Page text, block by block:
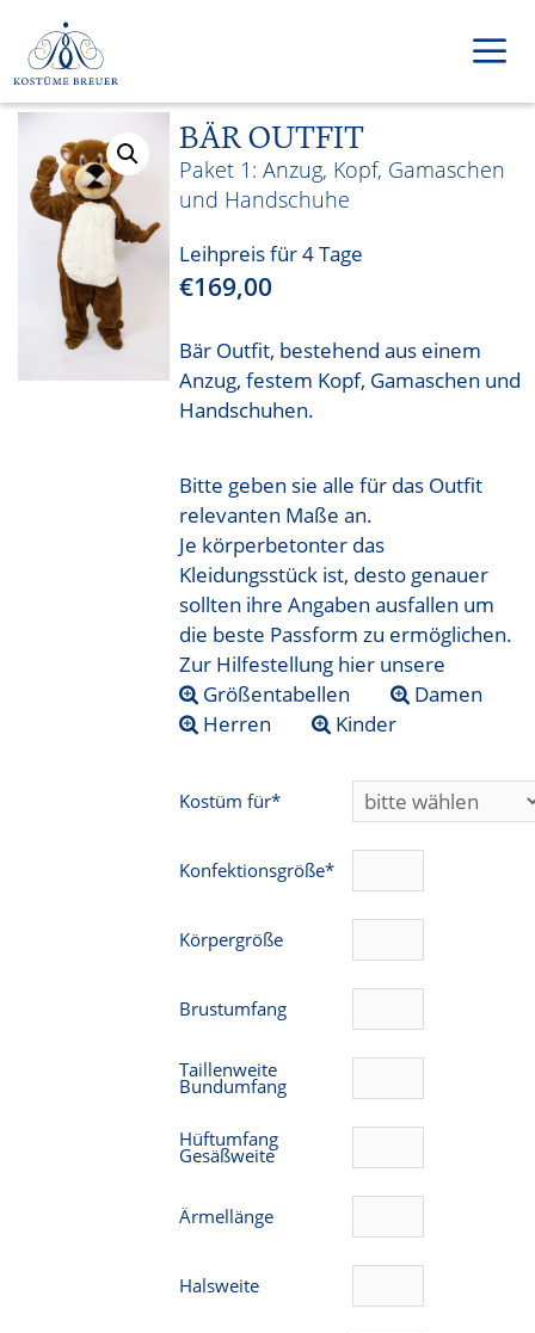
Inhalt
springen
BÄR OUTFIT
Anzug, Kopf, Gamaschen
und Handschuhe
Leihpreis für 4 Tage
€169,00
Bär Outfit, bestehend aus einem
Anzug, festem Kopf, Gamaschen und
Handschuhen.
Bitte geben sie alle für das Outfit
relevanten Maße an.
Je körperbetonter das
Kleidungsstück ist, desto genauer
sollten ihre Angaben ausfallen um
die beste Passform zu ermöglichen.
Zur Hilfestellung hier unsere
Größentabellen
Damen
Herren
Kinder
Kostüm für*
Konfektionsgröße*
Körpergröße
Brustumfang
Taillenweite
Bundumfang
Hüftumfang
Gesäßweite
Ärmellänge
Halsweite